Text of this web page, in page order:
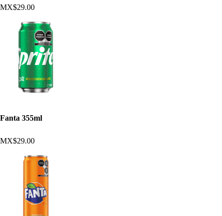
MX$29.00
Fanta 355ml
MX$29.00